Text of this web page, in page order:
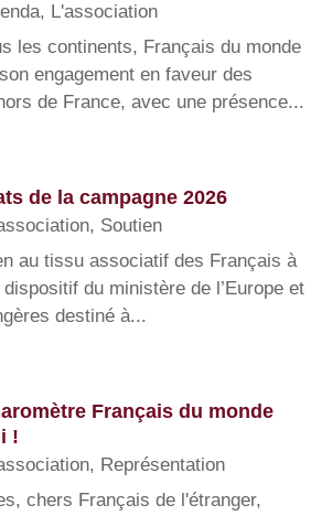
, L'association
les continents, Français du monde
engagement en faveur des
de France, avec une présence...
de la campagne 2026
, Soutien
au tissu associatif des Français à
dispositif du ministère de l’Europe et
destiné à...
Français du monde
!
, Représentation
chers Français de l'étranger,